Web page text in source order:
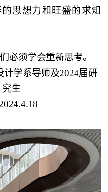
思想力和旺盛的求知
必须学会重新思考。
计学系导师及2024届研
究生